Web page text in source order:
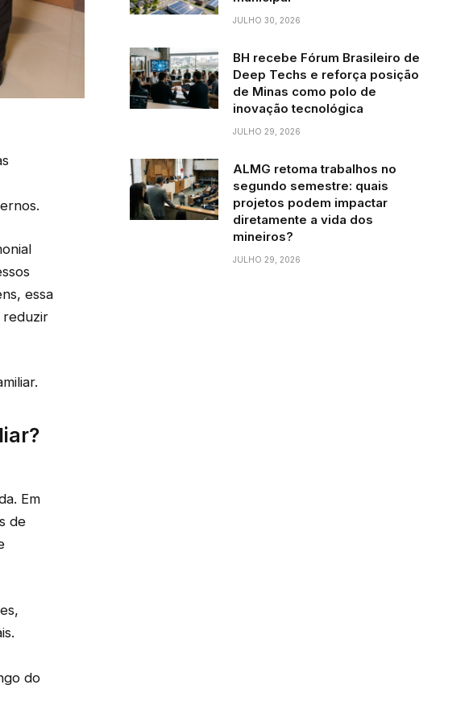
essa
reduzir
Em
de
do
JULHO 30, 2026
BH recebe Fórum Brasileiro de
Deep Techs e reforça posição
de Minas como polo de
inovação tecnológica
JULHO 29, 2026
ALMG retoma trabalhos no
segundo semestre: quais
projetos podem impactar
diretamente a vida dos
mineiros?
JULHO 29, 2026